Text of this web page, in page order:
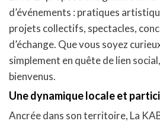
d’événements : pratiques
projets collectifs, spectacles,
d’échange. Que vous soyez
simplement en quête de lien
bienvenus.
Une dynamique locale et
Ancrée dans son territoire, La